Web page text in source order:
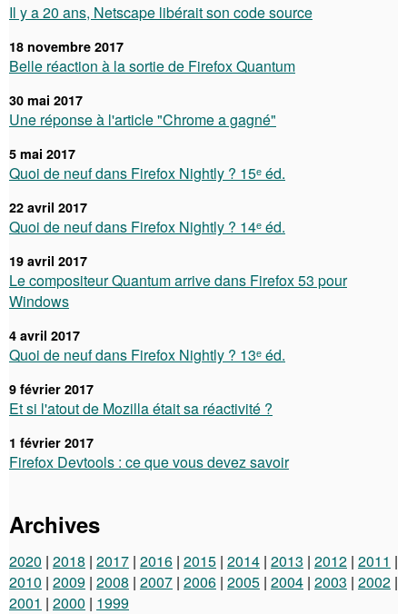
Il y a 20 ans, Netscape libérait son code source
18 novembre 2017
Belle réaction à la sortie de Firefox Quantum
30 mai 2017
Une réponse à l'article "Chrome a gagné"
5 mai 2017
Quoi de neuf dans Firefox Nightly ? 15ᵉ éd.
22 avril 2017
Quoi de neuf dans Firefox Nightly ? 14ᵉ éd.
19 avril 2017
Le compositeur Quantum arrive dans Firefox 53 pour
Windows
4 avril 2017
Quoi de neuf dans Firefox Nightly ? 13ᵉ éd.
9 février 2017
Et si l'atout de Mozilla était sa réactivité ?
1 février 2017
Firefox Devtools : ce que vous devez savoir
Archives
2020 2018 2017 2016 2015 2014 2013 2012 2011
2010 2009 2008 2007 2006 2005 2004 2003 2002
2001
2000 1999